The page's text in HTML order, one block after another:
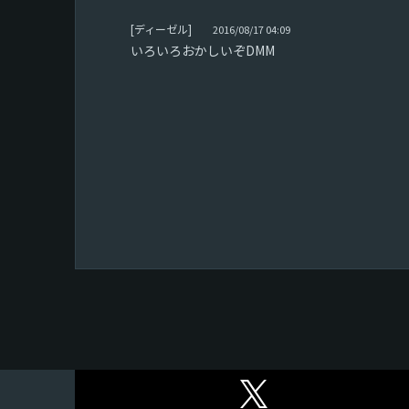
[ディーゼル] 2016/08/17 04:09
いろいろおかしいぞDMM